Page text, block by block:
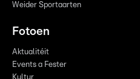
Weider Sportaarten
Fotoen
Aktualitéit
Events a Fester